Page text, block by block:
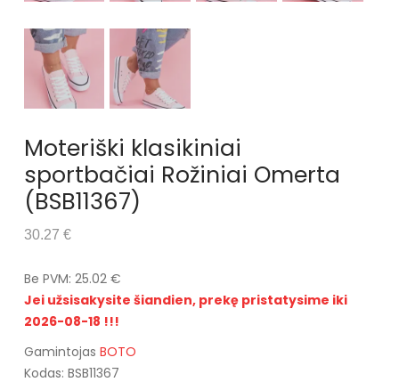
Moteriški klasikiniai
sportbačiai Rožiniai Omerta
(BSB11367)
30.27 €
Be PVM: 25.02 €
Jei užsisakysite šiandien, prekę pristatysime iki
2026-08-18 !!!
Gamintojas BOTO
Kodas: BSB11367